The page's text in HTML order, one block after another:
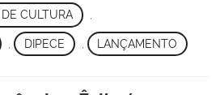
CULTURA ,
DIPECE LANÇAMENTO